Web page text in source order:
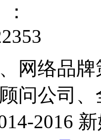
、网络品
问公司
2016